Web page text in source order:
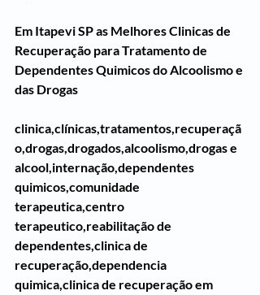
Em Itapevi SP as Melhores Clinicas de
Recuperação para Tratamento de
Dependentes Quimicos do Alcoolismo e
das Drogas
clinica,clínicas,tratamentos,recuperaçã
o,drogas,drogados,alcoolismo,drogas e
alcool,internação,dependentes
quimicos,comunidade
terapeutica,centro
terapeutico,reabilitação de
dependentes,clinica de
recuperação,dependencia
quimica,clinica de recuperação em